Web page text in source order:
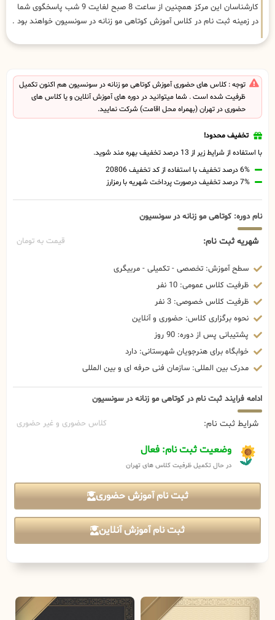
کارشناسان این مرکز همچنین از ساعت 8 صبح لغایت 9 شب پاسخگوی شما
در زمینه ثبت نام در کلاس آموزش کوتاهی مو زنانه در سونسیون خواهند بود .
توجه : کلاس های حضوری آموزش کوتاهی مو زنانه در سونسیون هم اکنون تکمیل
ظرفیت شده است . شما میتوانید در دوره های آموزش آنلاین و یا کلاس های
حضوری در تهران (بهمراه محل اقامت) شرکت نمایید.
تخفیف محدود!
با استفاده از شرایط زیر از 13 درصد تخفیف بهره مند شوید.
6% درصد تخفیف با استفاده از کد تخفیف 20806
7% درصد تخفیف درصورت پرداخت شهریه با رمزارز
نام دوره: کوتاهی مو زنانه در سونسیون
شهریه ثبت نام: قیمت به تومان
سطح آموزش: تخصصی - تکمیلی - مربیگری
ظرفیت کلاس عمومی: 10 نفر
ظرفیت کلاس خصوصی: 3 نفر
نحوه برگزاری کلاس: حضوری و آنلاین
پشتیبانی پس از دوره: 90 روز
خوابگاه برای هنرجویان شهرستانی: دارد
مدرک بین المللی: سازمان فنی حرفه ای و بین المللی
ادامه فرایند ثبت نام در کوتاهی مو زنانه در سونسیون
شرایط ثبت نام: کلاس حضوری و غیر حضوری
وضعیت ثبت نام: فعال
در حال تکمیل ظرفیت کلاس های تهران
ثبت نام آموزش حضوری
ثبت نام آموزش آنلاین